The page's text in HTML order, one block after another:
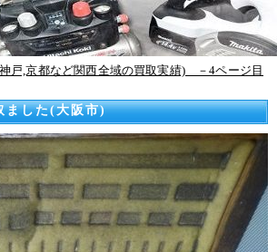
戸,京都など関西全域の買取実績) －4ページ目
ました(大阪市)